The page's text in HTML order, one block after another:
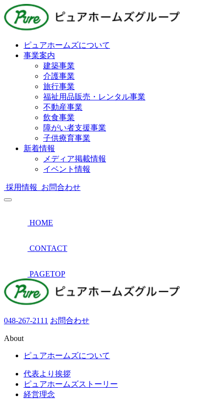
ピュアホームズについて
事業案内
建築事業
介護事業
旅行事業
福祉用品販売・レンタル事業
不動産事業
飲食事業
障がい者支援事業
子供療育事業
新着情報
メディア掲載情報
イベント情報
採用情報 お問合わせ
HOME
CONTACT
PAGETOP
048-267-2111 お問合わせ
About
ピュアホームズについて
代表より挨拶
ピュアホームズストーリー
経営理念